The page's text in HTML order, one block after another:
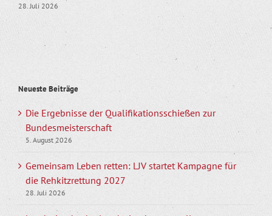
28. Juli 2026
Neueste Beiträge
Die Ergebnisse der Qualifikationsschießen zur
Bundesmeisterschaft
5. August 2026
Gemeinsam Leben retten: LJV startet Kampagne für
die Rehkitzrettung 2027
28. Juli 2026